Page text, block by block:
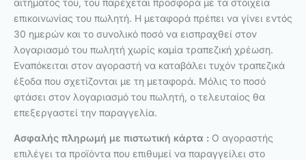
αιτήματός του, του παρέχεται προσφορά με τα στοιχεία
επικοινωνίας του πωλητή. Η μεταφορά πρέπει να γίνει εντός
30 ημερών και το συνολικό ποσό να εισπραχθεί στον
λογαριασμό του πωλητή χωρίς καμία τραπεζική χρέωση.
Εναπόκειται στον αγοραστή να καταβάλει τυχόν τραπεζικά
έξοδα που σχετίζονται με τη μεταφορά. Μόλις το ποσό
φτάσει στον λογαριασμό του πωλητή, ο τελευταίος θα
επεξεργαστεί την παραγγελία.
Ασφαλής πληρωμή με πιστωτική κάρτα : Ο αγοραστής
επιλέγει τα προϊόντα που επιθυμεί να παραγγείλει στο